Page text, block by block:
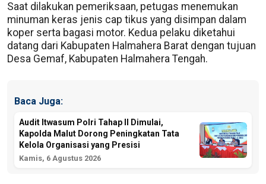
Saat dilakukan pemeriksaan, petugas menemukan
minuman keras jenis cap tikus yang disimpan dalam
koper serta bagasi motor. Kedua pelaku diketahui
datang dari Kabupaten Halmahera Barat dengan tujuan
Desa Gemaf, Kabupaten Halmahera Tengah.
Baca Juga:
Audit Itwasum Polri Tahap II Dimulai,
Kapolda Malut Dorong Peningkatan Tata
Kelola Organisasi yang Presisi
Kamis, 6 Agustus 2026